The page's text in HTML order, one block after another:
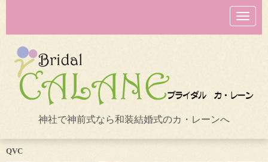
N
a
v
o
n
神社で神前式なら和装結婚式のカ・レーンへ
QVC